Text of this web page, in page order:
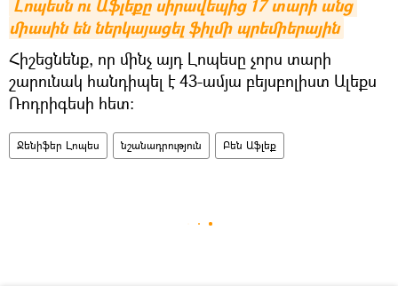
Լոպեսն ու Աֆլեքը սիրավեպից 17 տարի անց
միասին են ներկայացել ֆիլմի պրեմիերային
Հիշեցնենք, որ մինչ այդ Լոպեսը չորս տարի
շարունակ հանդիպել է 43-ամյա բեյսբոլիստ Ալեքս
Ռոդրիգեսի հետ։
Ջենիֆեր Լոպես նշանադրություն Բեն Աֆլեք